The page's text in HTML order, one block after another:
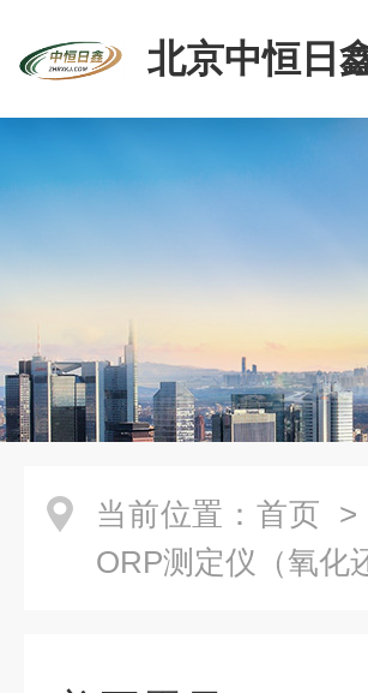
北京中恒日
当前位置： 首页 >
ORP测定仪（氧化